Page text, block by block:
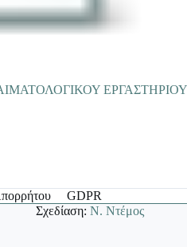
ΕΡΓΑΣΤΗΡΙΟΥ
GDPR
Σχεδίαση:Ν. Ντέμος